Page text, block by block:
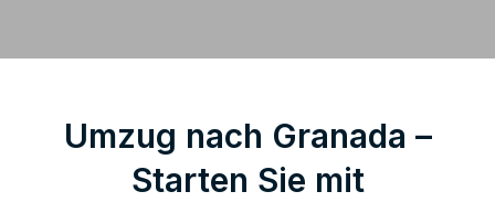
Umzug nach Granada –
Starten Sie mit